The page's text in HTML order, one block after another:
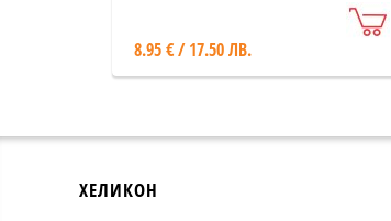
британските специални
служби - SAS
8.95 € / 17.50 ЛВ.
ХЕЛИКОН